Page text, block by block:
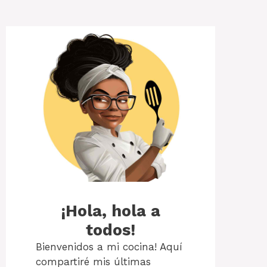
¡Hola, hola a
todos!
Bienvenidos a mi cocina! Aquí
compartiré mis últimas